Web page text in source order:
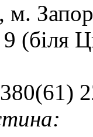
м.
9 (біля